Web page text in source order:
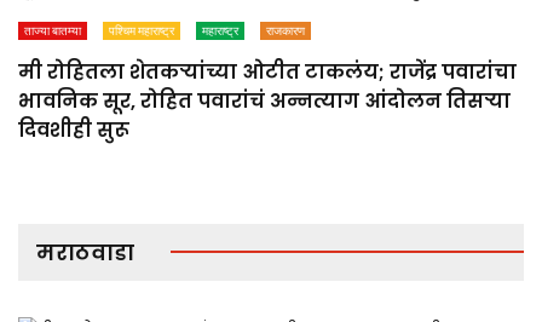
ताज्या बातम्या पश्चिम महाराष्ट्र महाराष्ट्र राजकारण
मी रोहितला शेतकऱ्यांच्या ओटीत टाकलंय; राजेंद्र पवारांचा
भावनिक सूर, रोहित पवारांचं अन्नत्याग आंदोलन तिसऱ्या
दिवशीही सुरू
मराठवाडा